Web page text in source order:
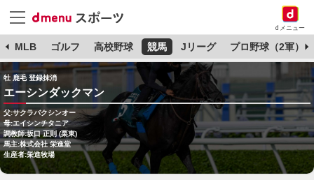
dメニュー
MLB ゴルフ 高校野球 競馬 Jリーグ プロ野球（2軍）
牡 鹿毛 登録抹消
エーシンダックマン
父:サクラバクシンオー
母:エイシンチタニア
調教師:坂口 正則 (栗東)
馬主:株式会社 栄進堂
生産者:栄進牧場